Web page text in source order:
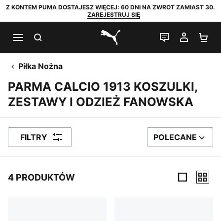
Z KONTEM PUMA DOSTAJESZ WIĘCEJ: 60 DNI NA ZWROT ZAMIAST 30.
ZAREJESTRUJ SIĘ
PUMA.com
CZAT NA
MOJE
Piłka Nożna
PARMA CALCIO 1913 KOSZULKI,
ZESTAWY I ODZIEŻ FANOWSKA
FILTRY SORTUJ WEDŁUG
POLECANE
4 PRODUKTÓW